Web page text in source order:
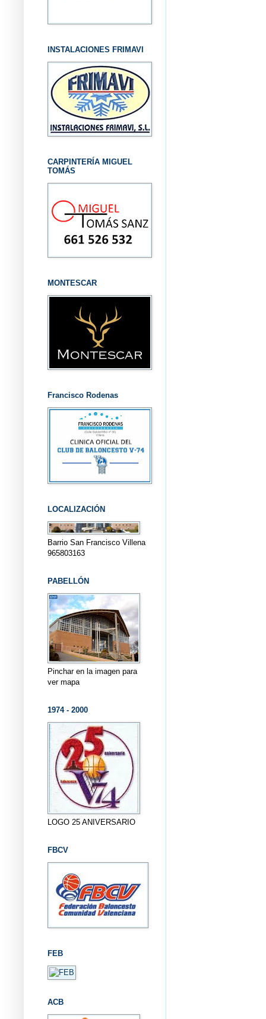
INSTALACIONES FRIMAVI
CARPINTERÍA MIGUEL
TOMÁS
MONTESCAR
Francisco Rodenas
LOCALIZACIÓN
Barrio San Francisco Villena
965803163
PABELLÓN
Pinchar en la imagen para
ver mapa
1974 - 2000
LOGO 25 ANIVERSARIO
FBCV
FEB
ACB